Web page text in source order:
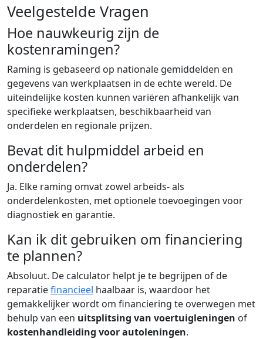
Veelgestelde Vragen
Hoe nauwkeurig zijn de
kostenramingen?
Raming is gebaseerd op nationale gemiddelden en
gegevens van werkplaatsen in de echte wereld. De
uiteindelijke kosten kunnen variëren afhankelijk van
specifieke werkplaatsen, beschikbaarheid van
onderdelen en regionale prijzen.
Bevat dit hulpmiddel arbeid en
onderdelen?
Ja. Elke raming omvat zowel arbeids- als
onderdelenkosten, met optionele toevoegingen voor
diagnostiek en garantie.
Kan ik dit gebruiken om financiering
te plannen?
Absoluut. De calculator helpt je te begrijpen of de
reparatiefinancieel haalbaar is, waardoor het
gemakkelijker wordt om financiering te overwegen met
behulp van een uitsplitsing van voertuigleningen of
kostenhandleiding voor autoleningen.